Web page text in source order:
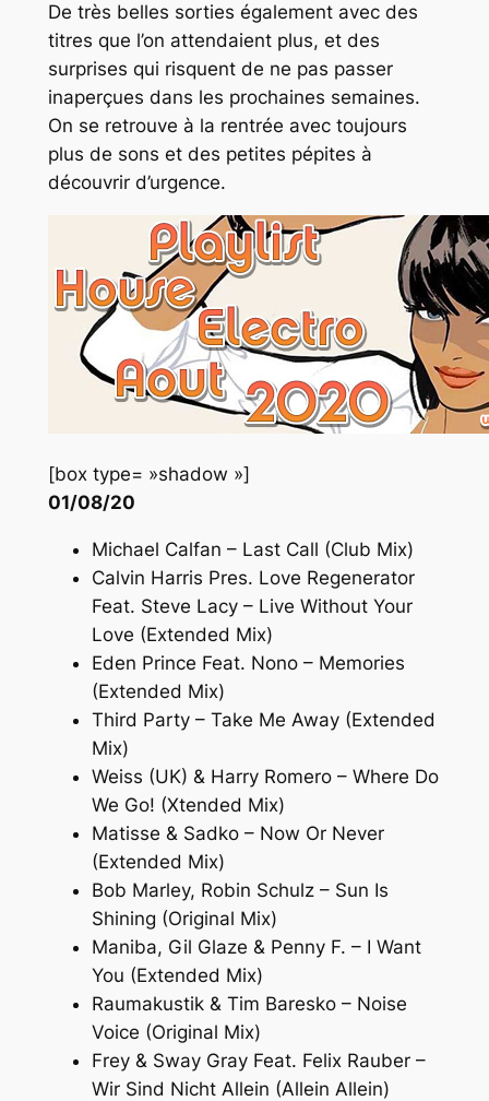
De très belles sorties également avec des
titres que l’on attendaient plus, et des
surprises qui risquent de ne pas passer
inaperçues dans les prochaines semaines.
On se retrouve à la rentrée avec toujours
plus de sons et des petites pépites à
découvrir d’urgence.
[box type= »shadow »]
01/08/20
Michael Calfan – Last Call (Club Mix)
Calvin Harris Pres. Love Regenerator
Feat. Steve Lacy – Live Without Your
Love (Extended Mix)
Eden Prince Feat. Nono – Memories
(Extended Mix)
Third Party – Take Me Away (Extended
Mix)
Weiss (UK) & Harry Romero – Where Do
We Go! (Xtended Mix)
Matisse & Sadko – Now Or Never
(Extended Mix)
Bob Marley, Robin Schulz – Sun Is
Shining (Original Mix)
Maniba, Gil Glaze & Penny F. – I Want
You (Extended Mix)
Raumakustik & Tim Baresko – Noise
Voice (Original Mix)
Frey & Sway Gray Feat. Felix Rauber –
Wir Sind Nicht Allein (Allein Allein)